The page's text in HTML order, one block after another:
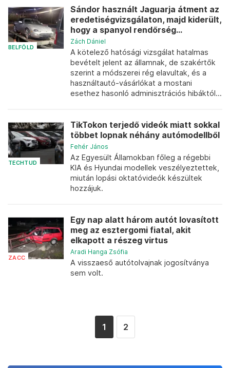
BELFÖLD
Sándor használt Jaguarja átment az
eredetiségvizsgálaton, majd kiderült,
hogy a spanyol rendőrség...
Zách Dániel
A kötelező hatósági vizsgálat hatalmas
bevételt jelent az államnak, de szakértők
szerint a módszerei rég elavultak, és a
használtautó-vásárlókat a mostani
esethez hasonló adminisztrációs hibáktól...
TECHTUD
TikTokon terjedő videók miatt sokkal
többet lopnak néhány autómodellből
Fehér János
Az Egyesült Államokban főleg a régebbi
KIA és Hyundai modellek veszélyeztettek,
miután lopási oktatóvideók készültek
hozzájuk.
ZACC
Egy nap alatt három autót lovasított
meg az esztergomi fiatal, akit
elkapott a részeg virtus
Aradi Hanga Zsófia
A visszaeső autótolvajnak jogosítványa
sem volt.
1 2